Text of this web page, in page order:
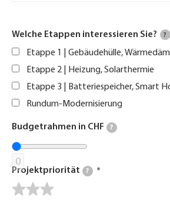
Welche Etappen interessieren Sie? ?
Etappe 1 | Gebäudehülle,
Etappe 2 | Heizung, Solarthermie
Etappe 3 | Batteriespeicher, Smart
Rundum-Modernisierung
Budgetrahmen in CHF ?
0
Projektpriorität ?